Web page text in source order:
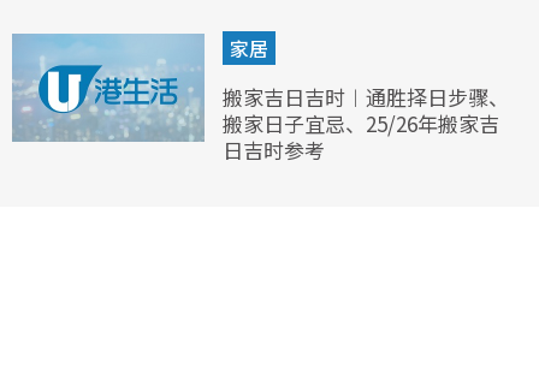
家居
搬家吉日吉时︱通胜择日步骤、
搬家日子宜忌、25/26年搬家吉
日吉时参考